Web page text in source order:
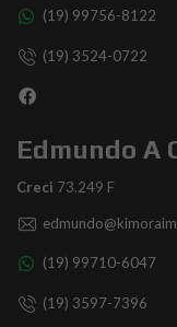
(19) 99756-8122
(19) 3524-0722
Edmundo A
Creci 73.249 F
(19) 99710-6047
(19) 3597-7396